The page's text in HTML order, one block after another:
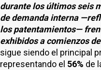
durante los últimos seis
de demanda interna
los patentamientos—
exhibidos a comienzos
sigue siendo el principal
representando el 56% de